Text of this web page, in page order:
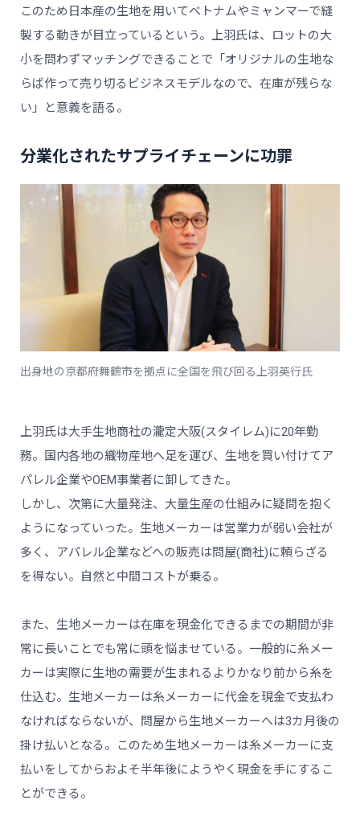
このため日本産の生地を用いてベトナムやミャンマーで縫
製する動きが目立っているという。上羽氏は、ロットの大
小を問わずマッチングできることで「オリジナルの生地な
らば作って売り切るビジネスモデルなので、在庫が残らな
い」と意義を語る。
分業化されたサプライチェーンに功罪
出身地の京都府舞鶴市を拠点に全国を飛び回る上羽英行氏
上羽氏は大手生地商社の瀧定大阪(スタイレム)に20年勤
務。国内各地の織物産地へ足を運び、生地を買い付けてア
パレル企業やOEM事業者に卸してきた。
しかし、次第に大量発注、大量生産の仕組みに疑問を抱く
ようになっていった。生地メーカーは営業力が弱い会社が
多く、アパレル企業などへの販売は問屋(商社)に頼らざる
を得ない。自然と中間コストが乗る。
また、生地メーカーは在庫を現金化できるまでの期間が非
常に長いことでも常に頭を悩ませている。一般的に糸メー
カーは実際に生地の需要が生まれるよりかなり前から糸を
仕込む。生地メーカーは糸メーカーに代金を現金で支払わ
なければならないが、問屋から生地メーカーへは3カ月後の
掛け払いとなる。このため生地メーカーは糸メーカーに支
払いをしてからおよそ半年後にようやく現金を手にするこ
とができる。